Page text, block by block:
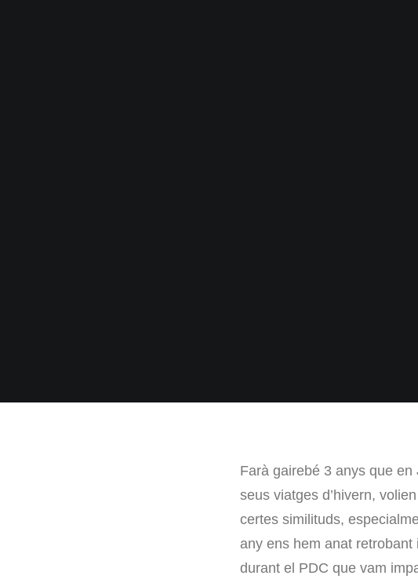
Farà gairebé 3 anys que
seus viatges d’hivern,
certes similituds,
any ens hem anat retrobant
durant el PDC que vam